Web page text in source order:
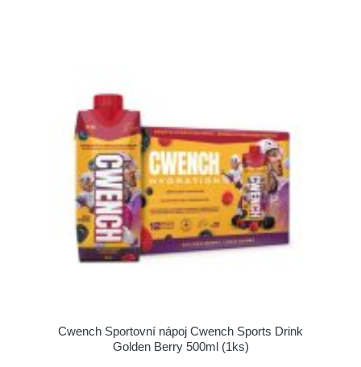
Cwench Sportovní nápoj Cwench Sports Drink
Golden Berry 500ml (1ks)